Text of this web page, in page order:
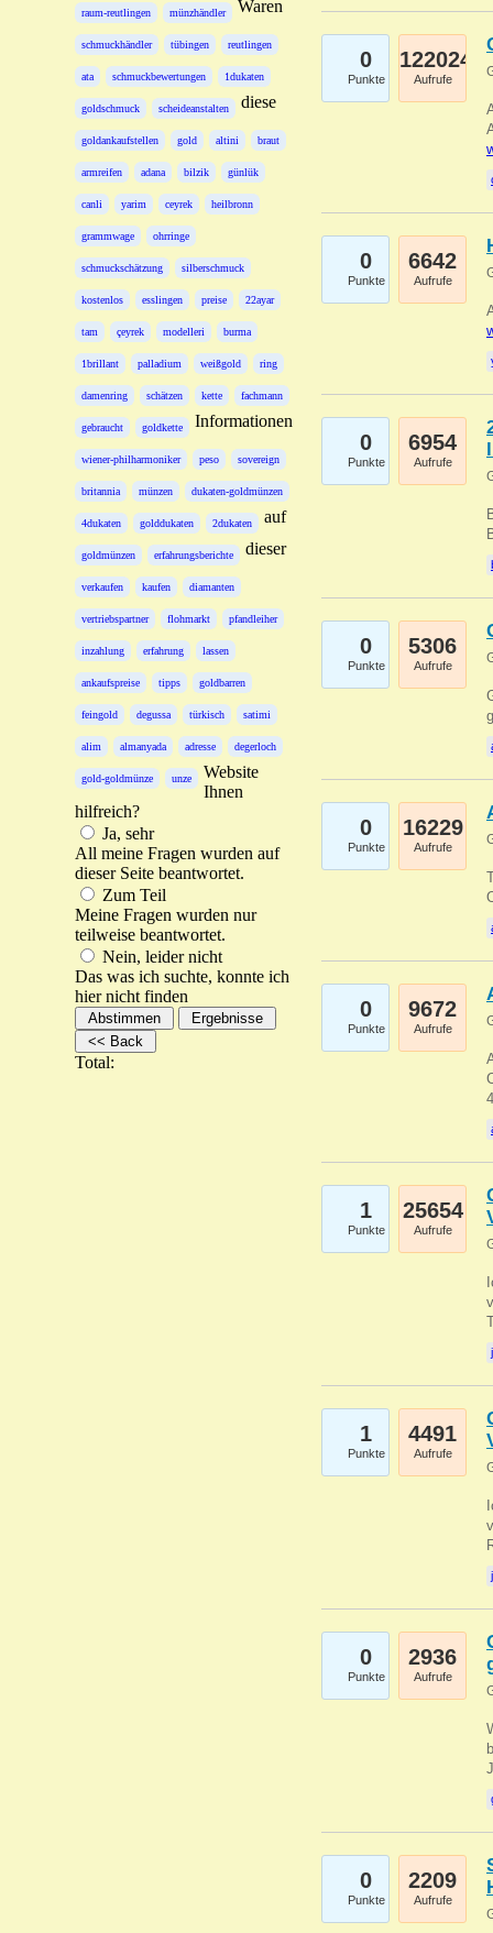
raum-reutlingen münzhändler
schmuckhändler tübingen reutlingen
ata schmuckbewertungen 1dukaten
goldschmuck scheideanstalten
goldankaufstellen gold altini braut
armreifen adana bilzik günlük
canli yarim ceyrek heilbronn
grammwage ohrringe
schmuckschätzung silberschmuck
kostenlos esslingen preise 22ayar
tam çeyrek modelleri burma
1brillant palladium weißgold ring
damenring schätzen kette fachmann
gebraucht goldkette
wiener-philharmoniker peso sovereign
britannia münzen dukaten-goldmünzen
4dukaten golddukaten 2dukaten
goldmünzen erfahrungsberichte
verkaufen kaufen diamanten
vertriebspartner flohmarkt pfandleiher
inzahlung erfahrung lassen
ankaufspreise tipps goldbarren
feingold degussa türkisch satimi
alim almanyada adresse degerloch
gold-goldmünze unze
Waren
diese
Informationen
auf
dieser
Website
Ihnen
hilfreich?
Ja, sehr
All meine Fragen wurden auf
dieser Seite beantwortet.
Zum Teil
Meine Fragen wurden nur
teilweise beantwortet.
Nein, leider nicht
Das was ich suchte, konnte ich
hier nicht finden
Total:
0
Punkte
122024
Aufrufe
0
Punkte
6642
Aufrufe
0
Punkte
6954
Aufrufe
0
Punkte
5306
Aufrufe
0
Punkte
16229
Aufrufe
0
Punkte
9672
Aufrufe
1
Punkte
25654
Aufrufe
1
Punkte
4491
Aufrufe
0
Punkte
2936
Aufrufe
0
Punkte
2209
Aufrufe